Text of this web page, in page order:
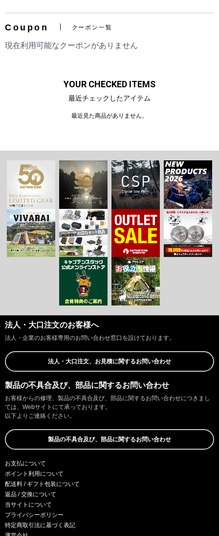
Coupon クーポン一覧
現在利用可能なクーポンがありません
YOUR CHECKED ITEMS
最近チェックしたアイテム
最近見た商品がありません。
法人・大口注文のお客様へ
法人・企業のお客様専用のお問い合わせ窓口を設けております。
法人・大口注文、お見積に関するお問い合わせ
製品の不具合及び、部品に関するお問い合わせ
お客様からの修理、製品の不具合及び、部品に関するお問い合わせにつきまし
ては、Webサイトにて承っております。
以下よりご連絡ください。
製品の不具合及び、部品に関するお問い合わせ
お支払について
ポイント利用について
配送料 / ギフト包装について
返品 / 交換について
当サイトについて
プライバシーポリシー
特定商取引法に基づく表記